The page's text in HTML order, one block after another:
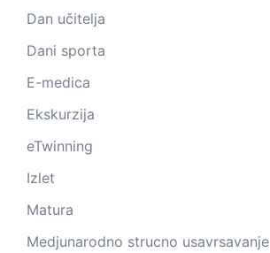
Dan učitelja
Dani sporta
E-medica
Ekskurzija
eTwinning
Izlet
Matura
Medjunarodno strucno usavrsavanje